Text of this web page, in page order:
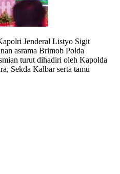
Jenderal Listyo Sigit
asrama Brimob Polda
turut dihadiri oleh Kapolda
Sekda Kalbar serta tamu